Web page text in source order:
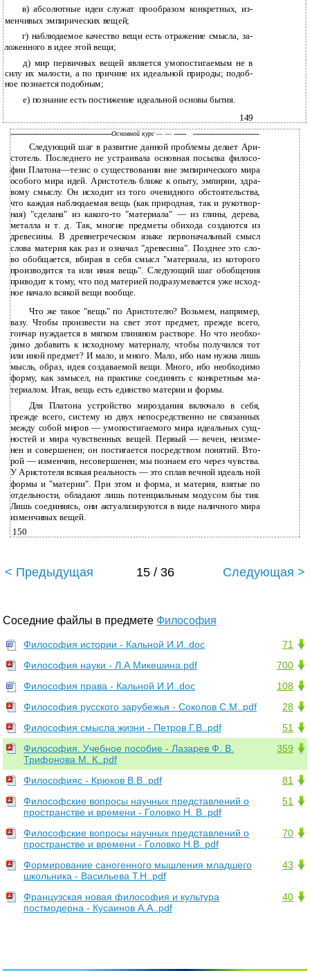
в) абсолютные идеи служат прообразом конкретных, из­
менчивых эмпирических вещей;
г) наблюдаемое качество вещи есть отражение смысла, за­
ложенного в идее этой вещи;
д) мир первичных вещей является умопостигаемым не в
силу их малости, а по причине их идеальной природы; подоб­
ное познается подобным;
е) познание есть постижение идеальной основы бытия.
149
Основной курс ——
Следующий шаг в развитие данной проблемы делает Ари­
стотель. Последнего не устраивала основная посылка филосо­
фии Платона—тезис о существовании вне эмпирического мира
особого мира идей. Аристотель ближе к опыту, эмпирии, здра­
вому смыслу. Он исходит из того очевидного обстоятельства,
что каждая наблюдаемая вещь (как природная, так и рукотвор­
ная) "сделана" из какого-то "материала" — из глины, дерева,
металла и т. д. Так, многие предметы обихода создаются из
древесины. В древнегреческом языке первоначальный смысл
слова материя как раз и означал "древесина". Позднее это сло­
во обобщается, вбирая в себя смысл "материала, из которого
производится та или иная вещь". Следующий шаг обобщения
приводит к тому, что под материей подразумевается уже исход­
ное начало всякой вещи вообще.
Что же такое "вещь" по Аристотелю? Возьмем, например,
вазу. Чтобы произвести на свет этот предмет, прежде всего,
гончар нуждается в мягком глиняном растворе. Но что необхо­
димо добавить к исходному материалу, чтобы получился тот
или иной предмет? И мало, и много. Мало, ибо нам нужна лишь
мысль, образ, идея создаваемой вещи. Много, ибо необходимо
форму, как замысел, на практике соединить с конкретным ма­
териалом. Итак, вещь есть единство материи и формы.
Для Платона устройство мироздания включало в себя,
прежде всего, систему из двух непосредственно не связанных
между собой миров — умопостигаемого мира идеальных сущ­
ностей и мира чувственных вещей. Первый — вечен, неизме­
нен и совершенен; он постигается посредством понятий. Вто­
рой — изменчив, несовершенен; мы познаем его через чувства.
У Аристотеля всякая реальность — это сплав вечной идеаль­ ной
формы и "материи". При этом и форма, и материя, взятые по
отдельности, обладают лишь потенциальным модусом бы­ тия.
Лишь соединяясь, они актуализируются в виде наличного мира
изменчивых вещей.
150
< Предыдущая 15 / 36 Следующая >
Соседние файлы в предмете Философия
71
Философия истории - Кальной И.И..doc
700
Философия науки - Л.А Микешина.pdf
108
Философия права - Кальной И.И..doc
28
Философия русского зарубежья - Соколов С.М..pdf
51
Философия смысла жизни - Петров Г.В..pdf
359
Философия. Учебное пособие - Лазарев Ф. В.
Трифонова М. К..pdf
81
Философияс - Крюков В.В..pdf
51
Философские вопросы научных представлений о
пространстве и времени - Головко Н. В..pdf
70
Философские вопросы научных представлений о
пространстве и времени - Головко Н.В..pdf
43
Формирование саногенного мышления младшего
школьника - Васильева Т.Н..pdf
40
Французская новая философия и культура
постмодерна - Кусаинов А.А..pdf